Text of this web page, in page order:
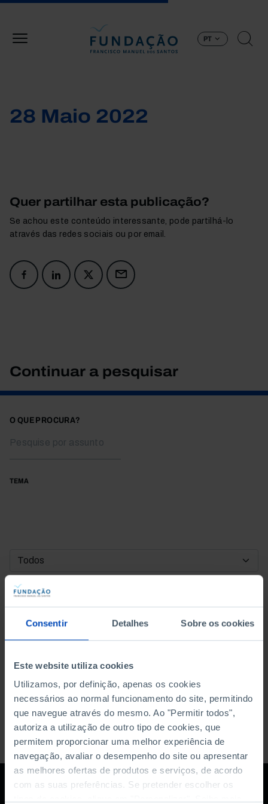
Consentir Detalhes Sobre os cookies
Este website utiliza cookies
Utilizamos, por definição, apenas os cookies
necessários ao normal funcionamento do site, permitindo
que navegue através do mesmo. Ao "Permitir todos",
autoriza a utilização de outro tipo de cookies, que
permitem proporcionar uma melhor experiência de
navegação, avaliar o desempenho do site ou apresentar
as melhores ofertas de produtos e serviços, de acordo
com as suas preferências. Se pretender escolher os
PT
28 Maio 2022
Quer partilhar esta publicação?
Se achou este conteúdo interessante, pode partilhá-lo
através das redes sociais ou por email.
Continuar a pesquisar
O QUE PROCURA?
TEMA
DATA DE INÍCIO
DATA DE FIM